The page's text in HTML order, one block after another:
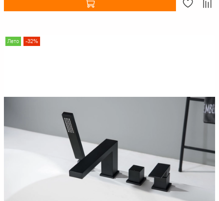
Лето -32%